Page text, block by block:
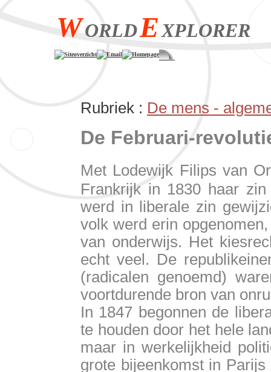
WORLDEXPLORER
Siteoverzicht Email Homepage
Rubriek : De mens -
De Februari-
Met Lodewijk Filips van
Frankrijk in 1830 haar
werd in liberale zin
volk werd erin
van onderwijs. Het
echt veel. De
(radicalen genoemd)
voortdurende bron van
In 1847 begonnen de
te houden door het hele
maar in werkelijkheid
grote bijeenkomst in